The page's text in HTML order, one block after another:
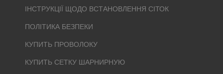
ІНСТРУКЦІЇ ЩОДО ВСТАНОВЛЕННЯ СІТОК
ПОЛІТИКА БЕЗПЕКИ
КУПИТЬ ПРОВОЛОКУ
КУПИТЬ СЕТКУ ШАРНИРНУЮ